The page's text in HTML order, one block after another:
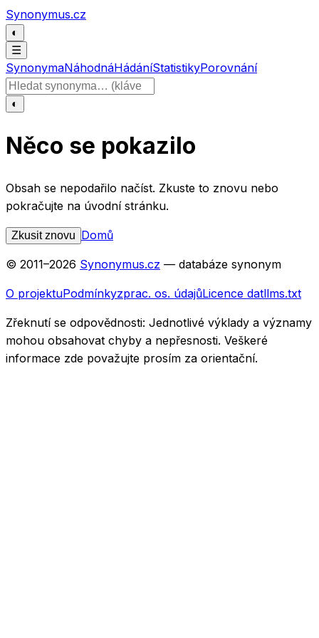
Přeskočit na obsah
Synonymus.cz
◐
☰
SynonymaNáhodnáHádáníStatistikyPorovnání
Hledat slovo
◐
Něco se pokazilo
Obsah se nepodařilo načíst. Zkuste to znovu nebo
pokračujte na úvodní stránku.
Zkusit znovu Domů
© 2011–2026 Synonymus.cz — databáze synonym
O projektuPodmínkyzprac. os. údajůLicence datllms.txt
Zřeknutí se odpovědnosti: Jednotlivé výklady a významy
mohou obsahovat chyby a nepřesnosti. Veškeré
informace zde považujte prosím za orientační.